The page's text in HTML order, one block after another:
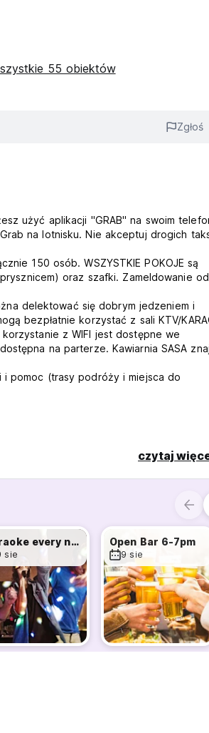
55 obiektów
Zgłoś
użyć aplikacji "GRAB" na swoim
na lotnisku. Nie akceptuj drogich
150 osób. WSZYSTKIE POKOJE są
oraz szafki. Zameldowanie
delektować się dobrym jedzeniem i
bezpłatnie korzystać z sali KTV/
z WIFI jest dostępne we
dostępna na parterze. Kawiarnia SASA
pomoc (trasy podróży i miejsca do
szczepień.
napojów alkoholowych pobierana jest
w momencie wymeldowania, gdy
200 USD podlega zwrotowi w momencie
50 USD stanowi opłatę za wynajem.
czytaj
Karaoke every night
sie
Open Bar 6-7pm
9 sie